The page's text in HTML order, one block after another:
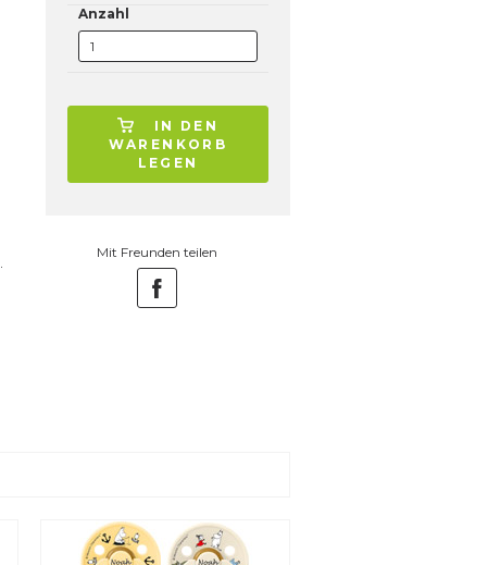
Anzahl
IN DEN
WARENKORB
LEGEN
Mit Freunden teilen